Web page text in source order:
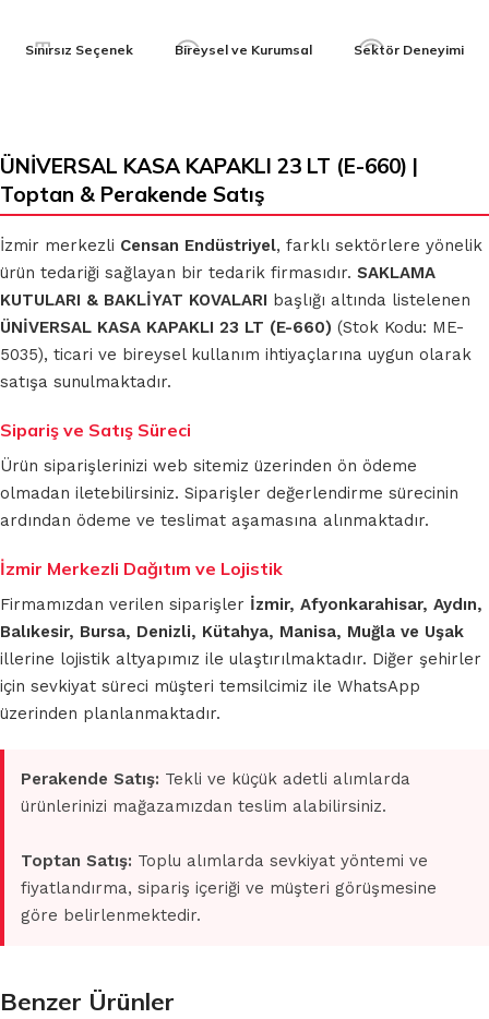
Sınırsız Seçenek Bireysel ve Kurumsal Sektör Deneyimi
ÜNİVERSAL KASA KAPAKLI 23 LT (E-660) |
Toptan & Perakende Satış
İzmir merkezli Censan Endüstriyel, farklı sektörlere yönelik
ürün tedariği sağlayan bir tedarik firmasıdır. SAKLAMA
KUTULARI & BAKLİYAT KOVALARI başlığı altında listelenen
ÜNİVERSAL KASA KAPAKLI 23 LT (E-660) (Stok Kodu: ME-
5035), ticari ve bireysel kullanım ihtiyaçlarına uygun olarak
satışa sunulmaktadır.
Sipariş ve Satış Süreci
Ürün siparişlerinizi web sitemiz üzerinden ön ödeme
olmadan iletebilirsiniz. Siparişler değerlendirme sürecinin
ardından ödeme ve teslimat aşamasına alınmaktadır.
İzmir Merkezli Dağıtım ve Lojistik
Firmamızdan verilen siparişler İzmir, Afyonkarahisar, Aydın,
Balıkesir, Bursa, Denizli, Kütahya, Manisa, Muğla ve Uşak
illerine lojistik altyapımız ile ulaştırılmaktadır. Diğer şehirler
için sevkiyat süreci müşteri temsilcimiz ile WhatsApp
üzerinden planlanmaktadır.
Perakende Satış: Tekli ve küçük adetli alımlarda
ürünlerinizi mağazamızdan teslim alabilirsiniz.
Toptan Satış: Toplu alımlarda sevkiyat yöntemi ve
fiyatlandırma, sipariş içeriği ve müşteri görüşmesine
göre belirlenmektedir.
Benzer Ürünler